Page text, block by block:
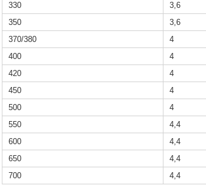
330
3,6
350
3,6
370/380
4
400
4
420
4
450
4
500
4
550
4,4
600
4,4
650
4,4
700
4,4